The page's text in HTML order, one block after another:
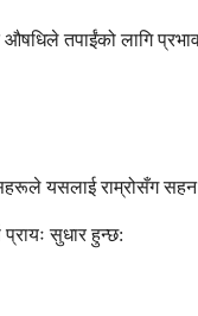
तपाईंको लागि
यसलाई राम्रोसँग सहन
सुधार हुन्छ: